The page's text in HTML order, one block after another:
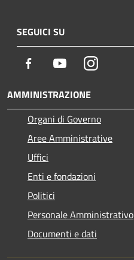
SEGUICI SU
Facebook YoutubeInstagram
AMMINISTRAZIONE
Organi di Governo
Aree Amministrative
Uffici
Enti e fondazioni
Politici
Personale Amministrativo
Documenti e dati